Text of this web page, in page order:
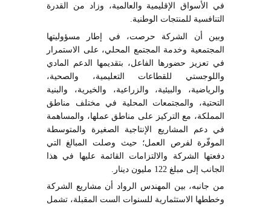
في الأسواق الإقليمية والعالمية، وزاد من القدرة
التنافسية للمنتجات الوطنية.
وبين أن الشركة حرصت، في إطار مسؤوليتها
المجتمعية وخدمة المجتمع المحلي، على الاستمرار
في تعزيز حضورها الفاعل، بتقديمها الدعم المادي
واللوجستي للقطاعات التعليمية، والصحية،
والرياضية، والبيئية، والزراعية، والخيرية، والبنية
التحتية، والمجتمعات المحلية في مختلف مناطق
المملكة، مع التركيز على مناطق عملها، والمساهمة
في دعم المشاريع الإنتاجية الصغيرة والمتوسطة
الموفّرة لفرص العمل؛ حيث وصلت المبالغ التي
دفعتها الشركة والالتزامات القائمة عليها في هذا
الجانب إلى مبلغ 122 مليون دينار.
من جانبه، بين المهندس الرواد أن مشاريع الشركة
وخططها الاستثمارية للسنوات الست المقبلة، تشمل